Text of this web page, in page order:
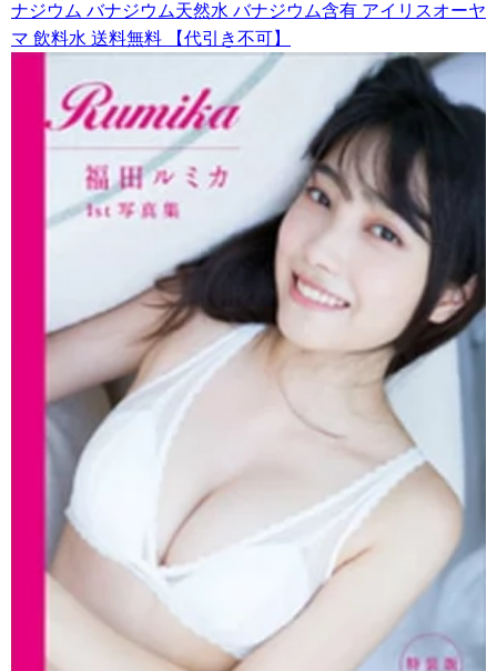
ナジウム バナジウム天然水 バナジウム含有 アイリスオーヤ
マ 飲料水 送料無料 【代引き不可】